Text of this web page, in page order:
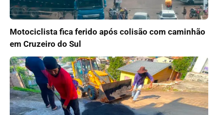
Motociclista fica ferido após colisão com caminhão
em Cruzeiro do Sul